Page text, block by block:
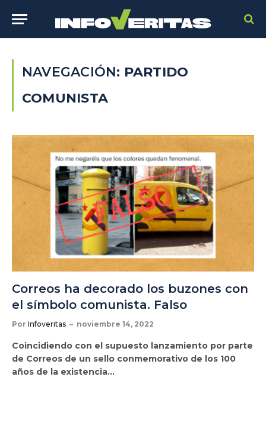
NAVEGACIÓN: PARTIDO
COMUNISTA
Correos ha decorado los buzones con
el símbolo comunista. Falso
Por Infoveritas noviembre 14, 2022
Coincidiendo con el supuesto lanzamiento por parte
de Correos de un sello conmemorativo de los 100
años de la existencia…